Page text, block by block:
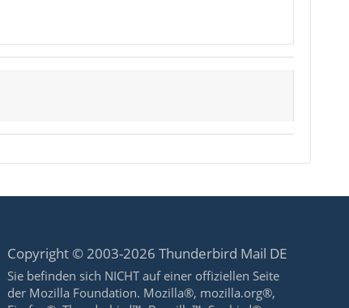
Copyright © 2003-2026 Thunderbird Mail DE
Sie befinden sich NICHT auf einer offiziellen Seite
der Mozilla Foundation. Mozilla®, mozilla.org®,